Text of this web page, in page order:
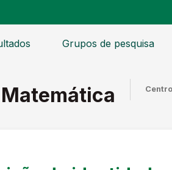
Grupos de pesquisa